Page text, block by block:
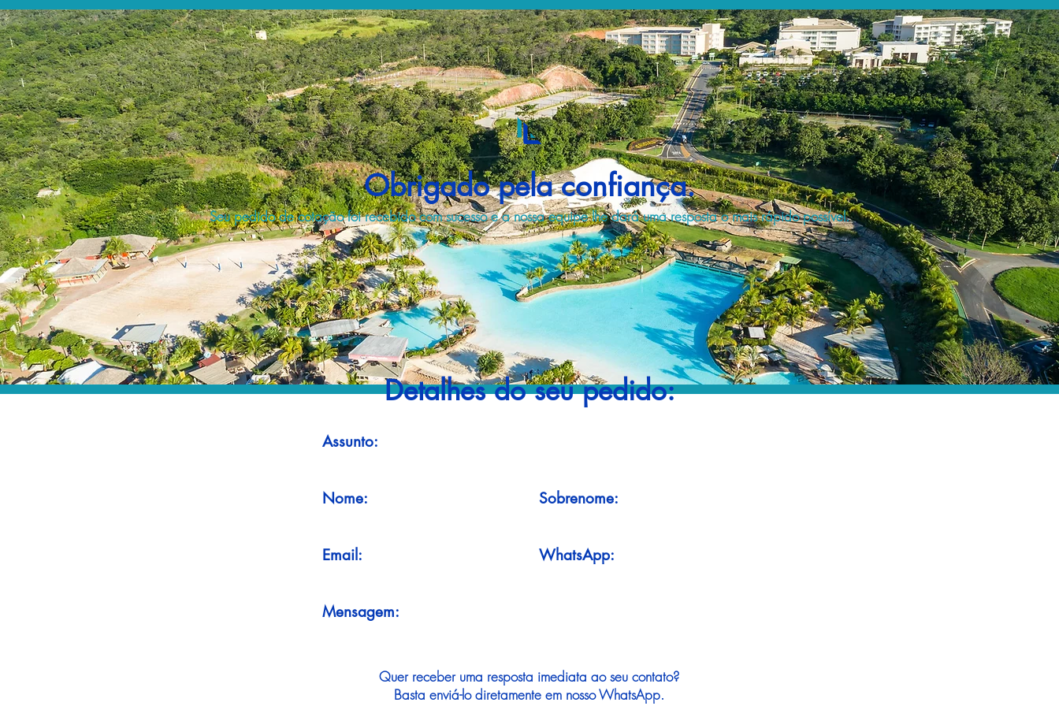
Obrigado pela confiança.
Seu pedido de cotação foi recebido com sucesso e a nossa equipe lhe dará uma resposta o mais rápido possível.
Detalhes do seu pedido:
Assunto:
Nome: Sobrenome:
Email: WhatsApp:
Mensagem:
Quer receber uma resposta imediata ao seu contato?
Basta enviá-lo diretamente em nosso WhatsApp.